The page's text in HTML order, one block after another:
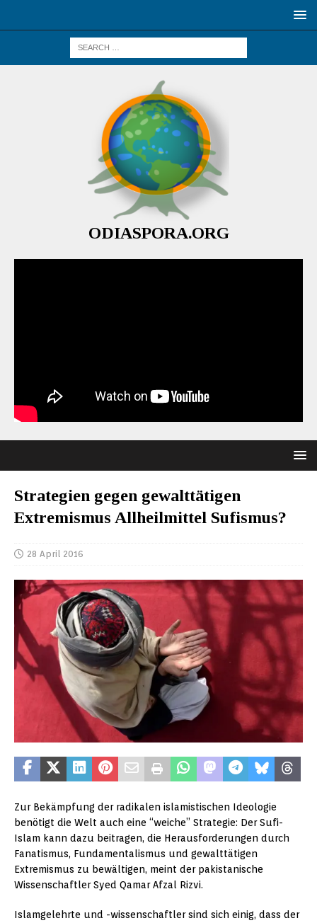
ODIASPORA.ORG
Strategien gegen gewalttätigen
Extremismus Allheilmittel Sufismus?
28 April 2016
Zur Bekämpfung der radikalen islamistischen Ideologie
benötigt die Welt auch eine “weiche” Strategie: Der Sufi-
Islam kann dazu beitragen, die Herausforderungen durch
Fanatismus, Fundamentalismus und gewalttätigen
Extremismus zu bewältigen, meint der pakistanische
Wissenschaftler Syed Qamar Afzal Rizvi.
Islamgelehrte und -wissenschaftler sind sich einig, dass der